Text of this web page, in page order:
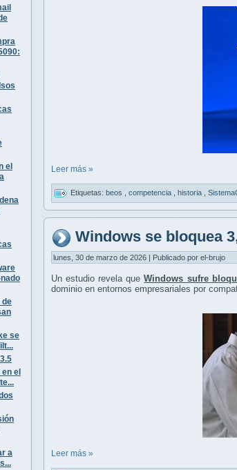
el
de
se
el
a
Leer más »
Etiquetas: beos competencia historia
Windows se bloquea
lunes, 30 de marzo de 2026 | Publicado por el-brujo
Un estudio revela queWindows sufre
dominio en entornos empresariales por
Leer más »